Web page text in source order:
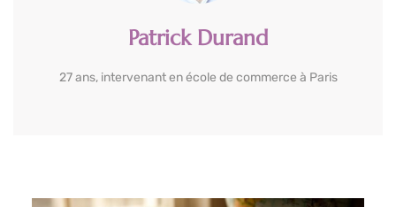
Patrick Durand
27 ans, intervenant en école de commerce à Paris